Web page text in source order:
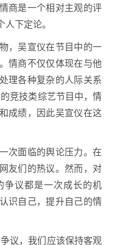
商是一个相对主观的评
下定论。
，吴宣仪在节目中的一
情商不仅仅体现在与他
理各种复杂的人际关系
竞技类综艺节目中，情
成绩，因此吴宣仪在这
次面临的舆论压力。在
友们的热议。然而，对
争议都是一次成长的机
识自己，提升自己的情
议，我们应该保持客观